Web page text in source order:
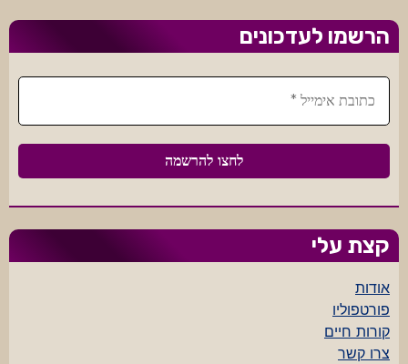
הרשמו לעדכונים
קצת עלי
אודות
פורטפוליו
קורות חיים
צרו קשר